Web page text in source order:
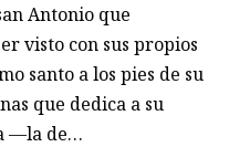
Antonio que
visto con sus propios
santo a los pies de su
que dedica a su
—la de…